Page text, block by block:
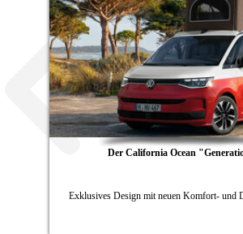
Der California Ocean
Exklusives Design mit neuen Komfort- und